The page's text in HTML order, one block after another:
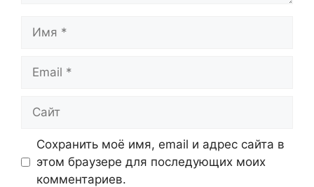
Сохранить моё имя, email и адрес сайта в
этом браузере для последующих моих
комментариев.